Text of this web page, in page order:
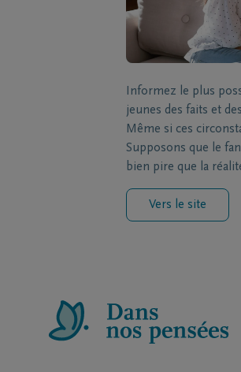
Informez le plus
jeunes des faits et
Même si ces
Supposons que le
bien pire que la
Vers le site